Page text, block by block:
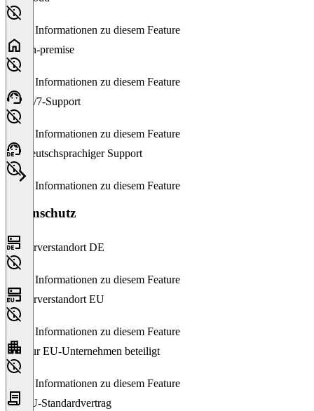
Keine Informationen zu diesem Feature
On-premise
Keine Informationen zu diesem Feature
24/7-Support
Keine Informationen zu diesem Feature
Deutschsprachiger Support
Keine Informationen zu diesem Feature
Datenschutz
Serverstandort DE
Keine Informationen zu diesem Feature
Serverstandort EU
Keine Informationen zu diesem Feature
Nur EU-Unternehmen beteiligt
Keine Informationen zu diesem Feature
EU-Standardvertrag